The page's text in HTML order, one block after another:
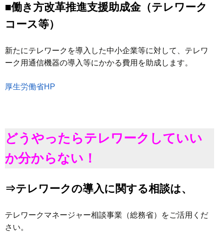
■働き方改革推進支援助成金（テレワーク
コース等）
新たにテレワークを導入した中小企業等に対して、テレワ
ーク用通信機器の導入等にかかる費用を助成します。
厚生労働省HP
どうやったらテレワークしていい
か分からない！
⇒テレワークの導入に関する相談は、
テレワークマネージャー相談事業（総務省）をご活用くだ
さい。